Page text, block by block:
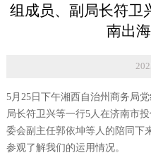
组成员、副局长符卫
南出
5月25日下午湘西自治州商务局
局长符卫兴等一行5人在济南市
委会副主任郭依坤等人的陪同下
参观了解我们的运用情况。